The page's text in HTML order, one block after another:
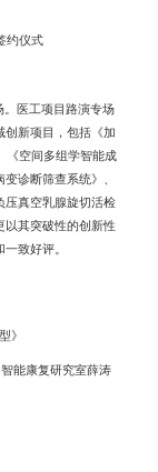
约仪式
医工项目路演专场
创新项目，包括《加
《空间多组学智能成
诊断筛查系统》、
压真空乳腺旋切活检
以其突破性的创新性
致好评。
》
能康复研究室薛涛